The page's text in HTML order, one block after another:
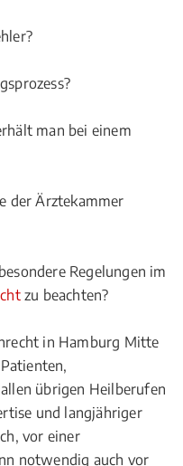
man bei einem
der Ärztekammer
Regelungen im
zu beachten?
in Hamburg Mitte
übrigen Heilberufen
und langjähriger
vor einer
notwendig auch vor